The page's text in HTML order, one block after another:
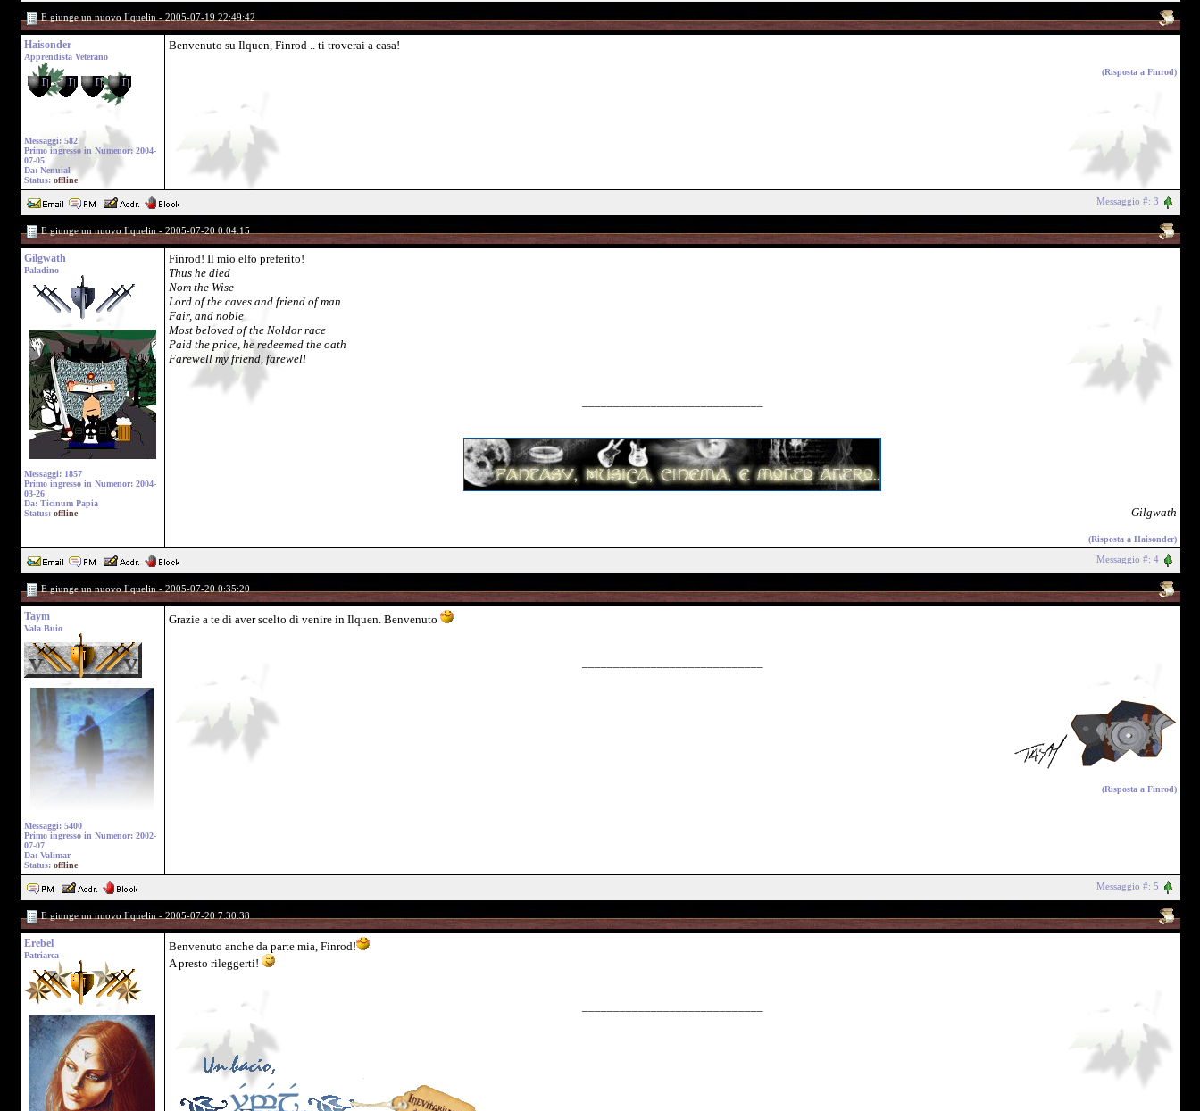
E giunge un nuovo Ilquelin - 2005-07-19 22:49:42
Haisonder
Apprendista Veterano
Messaggi: 582
Primo ingresso in Numenor: 2004-
07-05
Da: Nenuial
Status: offline
Benvenuto su Ilquen, Finrod .. ti troverai a casa!
(Risposta a Finrod)
Messaggio #: 3
E giunge un nuovo Ilquelin - 2005-07-20 0:04:15
Gilgwath
Paladino
Messaggi: 1857
Primo ingresso in Numenor: 2004-
03-26
Da: Ticinum Papia
Status: offline
Finrod! Il mio elfo preferito!
Thus he died
Nom the Wise
Lord of the caves and friend of man
Fair, and noble
Most beloved of the Noldor race
Paid the price, he redeemed the oath
Farewell my friend, farewell
Gilgwath
(Risposta a Haisonder)
Messaggio #: 4
E giunge un nuovo Ilquelin - 2005-07-20 0:35:20
Taym
Vala Buio
Messaggi: 5400
Primo ingresso in Numenor: 2002-
07-07
Da: Valimar
Status: offline
Grazie a te di aver scelto di venire in Ilquen. Benvenuto
(Risposta a Finrod)
Messaggio #: 5
E giunge un nuovo Ilquelin - 2005-07-20 7:30:38
Erebel
Patriarca
Benvenuto anche da parte mia, Finrod!
A presto rileggerti!